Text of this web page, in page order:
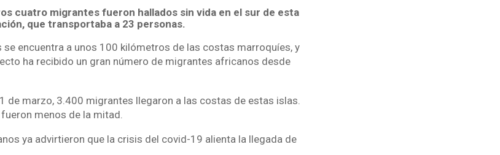
cuatro migrantes fueron hallados sin vida en el sur de esta
que transportaba a 23 personas.
se encuentra a unos 100 kilómetros de las costas marroquíes, y
ha recibido un gran número de migrantes africanos desde
de marzo, 3.400 migrantes llegaron a las costas de estas islas.
menos de la mitad.
ya advirtieron que la crisis del covid-19 alienta la llegada de